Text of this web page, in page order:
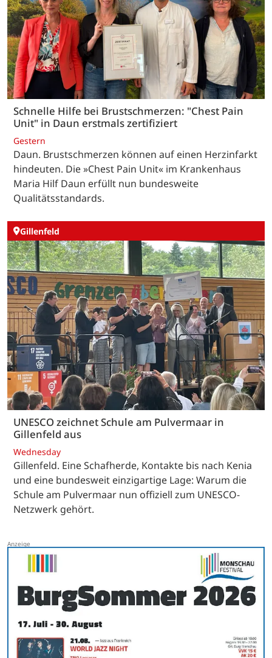
Schnelle Hilfe bei Brustschmerzen: "Chest Pain
Unit" in Daun erstmals zertifiziert
Gestern
Daun. Brustschmerzen können auf einen Herzinfarkt
hindeuten. Die »Chest Pain Unit« im Krankenhaus
Maria Hilf Daun erfüllt nun bundesweite
Qualitätsstandards.
Gillenfeld
UNESCO zeichnet Schule am Pulvermaar in
Gillenfeld aus
Wednesday
Gillenfeld. Eine Schafherde, Kontakte bis nach Kenia
und eine bundesweit einzigartige Lage: Warum die
Schule am Pulvermaar nun offiziell zum UNESCO-
Netzwerk gehört.